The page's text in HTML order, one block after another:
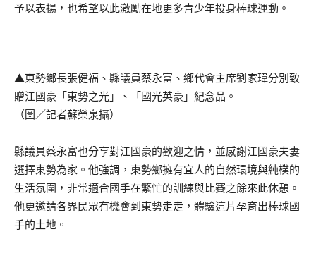
予以表揚，也希望以此激勵在地更多青少年投身棒球運動。
▲東勢鄉長張健福、縣議員蔡永富、鄉代會主席劉家瑋分別致
贈江國豪「東勢之光」、「國光英豪」紀念品。
（圖／記者蘇榮泉攝）
縣議員蔡永富也分享對江國豪的歡迎之情，並感謝江國豪夫妻
選擇東勢為家。他強調，東勢鄉擁有宜人的自然環境與純樸的
生活氛圍，非常適合國手在繁忙的訓練與比賽之餘來此休憩。
他更邀請各界民眾有機會到東勢走走，體驗這片孕育出棒球國
手的土地。